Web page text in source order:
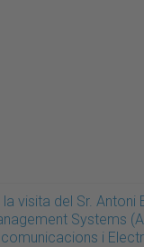
visita del Sr. Antoni
Systems
i